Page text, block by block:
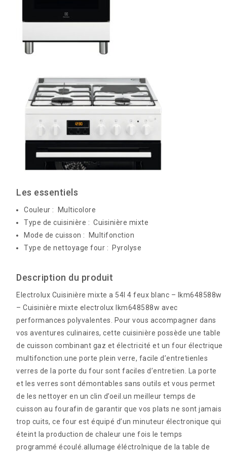
Les essentiels
Couleur : Multicolore
Type de cuisinière : Cuisinière mixte
Mode de cuisson : Multifonction
Type de nettoyage four : Pyrolyse
Description du produit
Electrolux Cuisinière mixte a 54l 4 feux blanc – lkm648588w
– Cuisinière mixte electrolux lkm648588w avec
performances polyvalentes. Pour vous accompagner dans
vos aventures culinaires, cette cuisinière possède une table
de cuisson combinant gaz et électricité et un four électrique
multifonction.une porte plein verre, facile d’entretienles
verres de la porte du four sont faciles d’entretien. La porte
et les verres sont démontables sans outils et vous permet
de les nettoyer en un clin d’oeil.un meilleur temps de
cuisson au fourafin de garantir que vos plats ne sont jamais
trop cuits, ce four est équipé d’un minuteur électronique qui
éteint la production de chaleur une fois le temps
programmé écoulé.allumage éléctrolnique de la table de